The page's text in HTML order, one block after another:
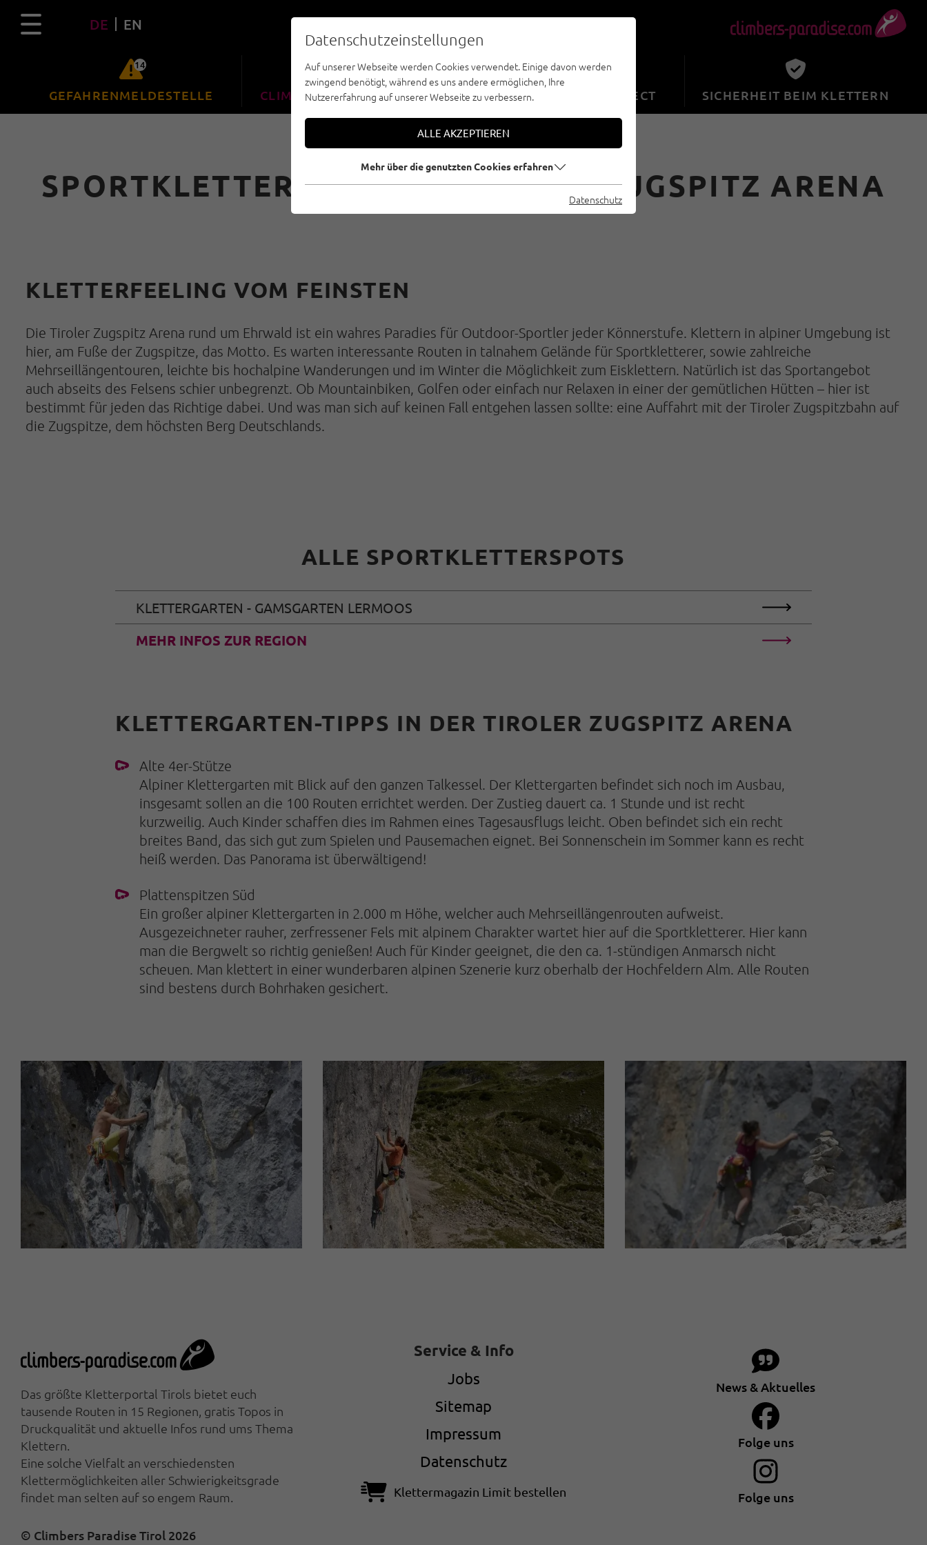
DE EN
14
GEFAHRENMELDESTELLE CLIMBFINDER TOUR FINDEN CLIMBING WITH RESPECT SICHERHEIT BEIM KLETTERN
SPORTKLETTERN IN DER TIROLER ZUGSPITZ ARENA
KLETTERFEELING VOM FEINSTEN
Die Tiroler Zugspitz Arena rund um Ehrwald ist ein wahres Paradies für Outdoor-Sportler jeder Könnerstufe. Klettern in alpiner Umgebung ist
hier, am Fuße der Zugspitze, das Motto. Es warten interessante Routen in talnahem Gelände für Sportkletterer, sowie zahlreiche
Mehrseillängentouren, leichte bis hochalpine Wanderungen und im Winter die Möglichkeit zum Eisklettern. Natürlich ist das Sportangebot
auch abseits des Felsens schier unbegrenzt. Ob Mountainbiken, Golfen oder einfach nur Relaxen in einer der gemütlichen Hütten – hier ist
bestimmt für jeden das Richtige dabei. Und was man sich auf keinen Fall entgehen lassen sollte: eine Auffahrt mit der Tiroler Zugspitzbahn auf
die Zugspitze, dem höchsten Berg Deutschlands.
ALLE SPORTKLETTERSPOTS
KLETTERGARTEN - GAMSGARTEN LERMOOS
MEHR INFOS ZUR REGION
KLETTERGARTEN-TIPPS IN DER TIROLER ZUGSPITZ ARENA
Alte 4er-Stütze
Alpiner Klettergarten mit Blick auf den ganzen Talkessel. Der Klettergarten befindet sich noch im Ausbau,
insgesamt sollen an die 100 Routen errichtet werden. Der Zustieg dauert ca. 1 Stunde und ist recht
kurzweilig. Auch Kinder schaffen dies im Rahmen eines Tagesausflugs leicht. Oben befindet sich ein recht
breites Band, das sich gut zum Spielen und Pausemachen eignet. Bei Sonnenschein im Sommer kann es recht
heiß werden. Das Panorama ist überwältigend!
Plattenspitzen Süd
Ein großer alpiner Klettergarten in 2.000 m Höhe, welcher auch Mehrseillängenrouten aufweist.
Ausgezeichneter rauher, zerfressener Fels mit alpinem Charakter wartet hier auf die Sportkletterer. Hier kann
man die Bergwelt so richtig genießen! Auch für Kinder geeignet, die den ca. 1-stündigen Anmarsch nicht
scheuen. Man klettert in einer wunderbaren alpinen Szenerie kurz oberhalb der Hochfeldern Alm. Alle Routen
sind bestens durch Bohrhaken gesichert.
Das größte Kletterportal Tirols bietet euch
tausende Routen in 15 Regionen, gratis Topos in
Druckqualität und aktuelle Infos rund ums Thema
Klettern.
Eine solche Vielfalt an verschiedensten
Klettermöglichkeiten aller Schwierigkeitsgrade
findet man selten auf so engem Raum.
Service & Info
Jobs
Sitemap
Impressum
Datenschutz
Klettermagazin Limit bestellen
News & Aktuelles
Folge uns
Folge uns
© Climbers Paradise Tirol 2026
Datenschutzeinstellungen
Auf unserer Webseite werden Cookies verwendet. Einige davon werden
zwingend benötigt, während es uns andere ermöglichen, Ihre
Nutzererfahrung auf unserer Webseite zu verbessern.
ALLE AKZEPTIEREN
Mehr über die genutzten Cookies erfahren
Datenschutz